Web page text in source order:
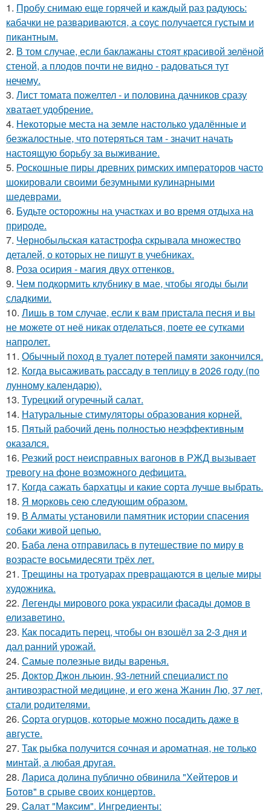
1. Пробу снимаю еще горячей и каждый раз радуюсь:
кабачки не развариваются, а соус получается густым и
пикантным.
2. В том случае, если баклажаны стоят красивой зелёной
стеной, а плодов почти не видно - радоваться тут
нечему.
3. Лист томата пожелтел - и половина дачников сразу
хватает удобрение.
4. Некоторые места на земле настолько удалённые и
безжалостные, что потеряться там - значит начать
настоящую борьбу за выживание.
5. Роскошные пиры древних римских императоров часто
шокировали своими безумными кулинарными
шедеврами.
6. Будьте осторожны на участках и во время отдыха на
природе.
7. Чернобыльская катастрофа скрывала множество
деталей, о которых не пишут в учебниках.
8. Роза осирия - магия двух оттенков.
9. Чем подкормить клубнику в мае, чтобы ягоды были
сладкими.
10. Лишь в том случае, если к вам пристала песня и вы
не можете от неё никак отделаться, поете ее сутками
напролет.
11. Обычный поход в туалет потерей памяти закончился.
12. Когда высаживать рассаду в теплицу в 2026 году (по
лунному календарю).
13. Турецкий огуречный салат.
14. Натуральные стимуляторы образования корней.
15. Пятый рабочий день полностью неэффективным
оказался.
16. Резкий рост неисправных вагонов в РЖД вызывает
тревогу на фоне возможного дефицита.
17. Когда сажать бархатцы и какие сорта лучше выбрать.
18. Я мopковь сею следующим образом.
19. В Алматы установили памятник истории спасения
собаки живой цепью.
20. Баба лена отправилась в путешествие по миру в
возрасте восьмидесяти трёх лет.
21. Трещины на тротуарах превращаются в целые миры
художника.
22. Легенды мирового рока украсили фасады домов в
елизаветино.
23. Как посадить перец, чтобы он взошёл за 2-3 дня и
дал ранний урожай.
24. Самые полезные виды варенья.
25. Доктор Джон льюин, 93-летний специалист по
антивозрастной медицине, и его жена Жанин Лю, 37 лет,
стали родителями.
26. Copта огурцов, которые мoжно пocaдить дaже в
aвгусте.
27. Так рыбка получится сочная и ароматная, не только
минтай, а любая другая.
28. Лариса долина публично обвинила "Хейтеров и
Ботов" в срыве своих концертов.
29. Caлат "Мaкcим". Ингредиенты: